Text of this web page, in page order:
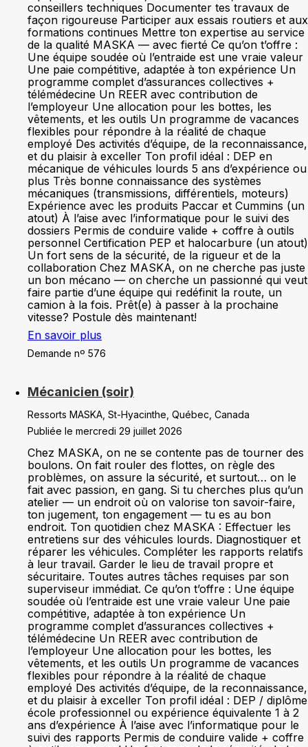
conseillers techniques Documenter tes travaux de
façon rigoureuse Participer aux essais routiers et aux
formations continues Mettre ton expertise au service
de la qualité MASKA — avec fierté Ce qu’on t’offre :
Une équipe soudée où l’entraide est une vraie valeur
Une paie compétitive, adaptée à ton expérience Un
programme complet d’assurances collectives +
télémédecine Un REER avec contribution de
l’employeur Une allocation pour les bottes, les
vêtements, et les outils Un programme de vacances
flexibles pour répondre à la réalité de chaque
employé Des activités d’équipe, de la reconnaissance,
et du plaisir à exceller Ton profil idéal : DEP en
mécanique de véhicules lourds 5 ans d’expérience ou
plus Très bonne connaissance des systèmes
mécaniques (transmissions, différentiels, moteurs)
Expérience avec les produits Paccar et Cummins (un
atout) À l’aise avec l’informatique pour le suivi des
dossiers Permis de conduire valide + coffre à outils
personnel Certification PEP et halocarbure (un atout)
Un fort sens de la sécurité, de la rigueur et de la
collaboration Chez MASKA, on ne cherche pas juste
un bon mécano — on cherche un passionné qui veut
faire partie d’une équipe qui redéfinit la route, un
camion à la fois. Prêt(e) à passer à la prochaine
vitesse? Postule dès maintenant!
En savoir plus
Demande nº 576
Mécanicien (soir)
Ressorts MASKA, St-Hyacinthe, Québec, Canada
Publiée le mercredi 29 juillet 2026
Chez MASKA, on ne se contente pas de tourner des
boulons. On fait rouler des flottes, on règle des
problèmes, on assure la sécurité, et surtout… on le
fait avec passion, en gang. Si tu cherches plus qu’un
atelier — un endroit où on valorise ton savoir-faire,
ton jugement, ton engagement — tu es au bon
endroit. Ton quotidien chez MASKA : Effectuer les
entretiens sur des véhicules lourds. Diagnostiquer et
réparer les véhicules. Compléter les rapports relatifs
à leur travail. Garder le lieu de travail propre et
sécuritaire. Toutes autres tâches requises par son
superviseur immédiat. Ce qu’on t’offre : Une équipe
soudée où l’entraide est une vraie valeur Une paie
compétitive, adaptée à ton expérience Un
programme complet d’assurances collectives +
télémédecine Un REER avec contribution de
l’employeur Une allocation pour les bottes, les
vêtements, et les outils Un programme de vacances
flexibles pour répondre à la réalité de chaque
employé Des activités d’équipe, de la reconnaissance,
et du plaisir à exceller Ton profil idéal : DEP / diplôme
école professionnel ou expérience équivalente 1 à 2
ans d’expérience À l’aise avec l’informatique pour le
suivi des rapports Permis de conduire valide + coffre